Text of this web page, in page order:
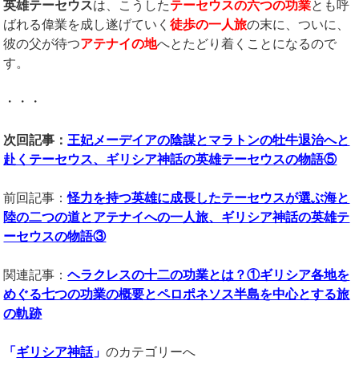
英雄テーセウスは、こうしたテーセウスの六つの功業とも呼
ばれる偉業を成し遂げていく徒歩の一人旅の末に、ついに、
彼の父が待つアテナイの地へとたどり着くことになるので
す。
・・・
次回記事： 王妃メーデイアの陰謀とマラトンの牡牛退治へと
赴くテーセウス、ギリシア神話の英雄テーセウスの物語⑤
前回記事：怪力を持つ英雄に成長したテーセウスが選ぶ海と
陸の二つの道とアテナイへの一人旅、ギリシア神話の英雄テ
ーセウスの物語③
関連記事：ヘラクレスの十二の功業とは？①ギリシア各地を
めぐる七つの功業の概要とペロポネソス半島を中心とする旅
の軌跡
「 ギリシア神話」のカテゴリーへ